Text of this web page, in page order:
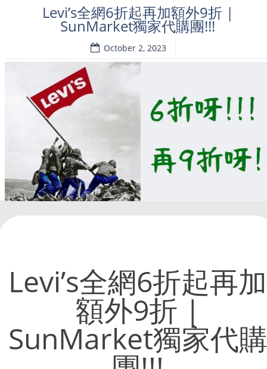
Levi’s全網6折起再加額外9折 |
SunMarket獨家代購團!!!
October 2, 2023
Levi’s全網6折起再加
額外9折 |
SunMarket獨家代購